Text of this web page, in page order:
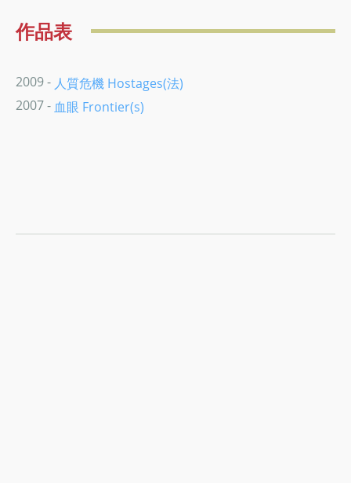
作品表
2009 - 人質危機 Hostages(法)
2007 - 血眼 Frontier(s)